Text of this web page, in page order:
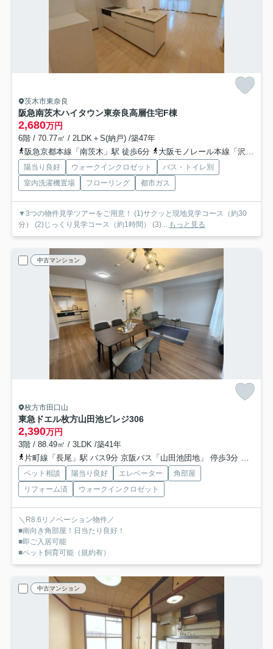
茨木市東奈良
阪急南茨木ハイタウン東奈良高層住宅F棟
2,680万円
6階 / 70.77㎡ / 2LDK＋S(納戸) /築47年
阪急京都本線「南茨木」駅 徒歩6分
大阪モノレール本線「沢良宜」駅 徒歩16分
陽当り良好 ウォークインクロゼット
バス・トイレ別
室内洗濯機置場
フローリング 都市ガス
▼3つの物件見学ツアーをご用意！ (1)サクッと現地見学コース（約30
分） (2)じっくり見学コース（約1時間） (3)... もっと見る
中古マンション
枚方市田口山
東急ドエル枚方山田池ビレジ306
2,390万円
3階 / 88.49㎡ / 3LDK /築41年
片町線「長尾」駅 バス9分 京阪バス「山田池団地」 停歩3分
ペット相談 陽当り良好 エレベーター
角部屋
リフォーム済
ウォークインクロゼット
＼R8.6リノベーション物件／
■南向き角部屋！日当たり良好！
■即ご入居可能
■ペット飼育可能（規約有）
中古マンション